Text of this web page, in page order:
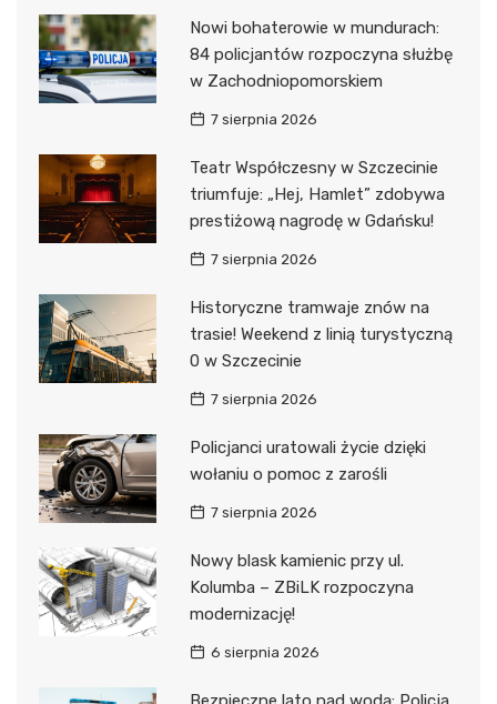
Nowi bohaterowie w mundurach:
84 policjantów rozpoczyna służbę
w Zachodniopomorskiem
7 sierpnia 2026
Teatr Współczesny w Szczecinie
triumfuje: „Hej, Hamlet” zdobywa
prestiżową nagrodę w Gdańsku!
7 sierpnia 2026
Historyczne tramwaje znów na
trasie! Weekend z linią turystyczną
0 w Szczecinie
7 sierpnia 2026
Policjanci uratowali życie dzięki
wołaniu o pomoc z zarośli
7 sierpnia 2026
Nowy blask kamienic przy ul.
Kolumba – ZBiLK rozpoczyna
modernizację!
6 sierpnia 2026